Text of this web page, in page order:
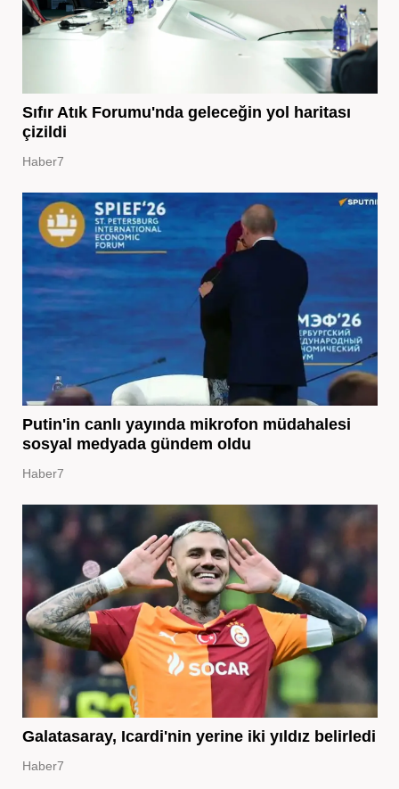
Sıfır Atık Forumu'nda geleceğin yol haritası
çizildi
Haber7
Putin'in canlı yayında mikrofon müdahalesi
sosyal medyada gündem oldu
Haber7
Galatasaray, Icardi'nin yerine iki yıldız belirledi
Haber7